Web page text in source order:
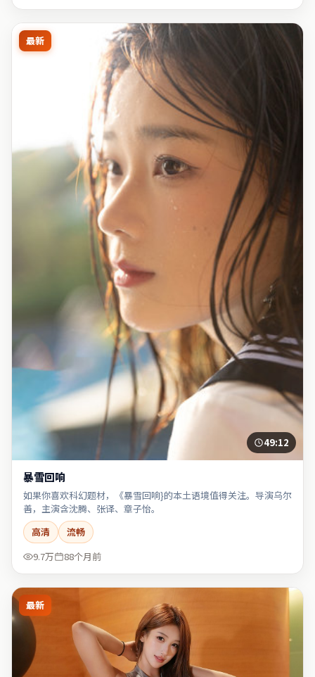
最新
49:12
暴雪回响
如果你喜欢科幻题材，《暴雪回响}的本土语境值得关注。导演乌尔
善，主演含沈腾、张译、章子怡。
高清
流畅
9.7万
88个月前
最新